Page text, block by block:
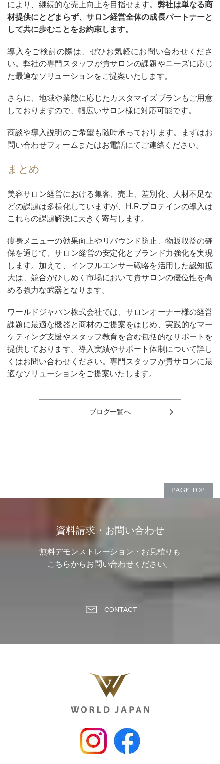
により、継続的な売上向上を目指せます。 弊社は単なる商
材提供にとどまらず、サロン経営全体の成長パートナーと
して共に歩むことをお約束します。
導入をご検討の際は、ぜひお気軽にお問い合わせくださ
い。弊社の専門スタッフが貴サロンの課題やニーズに応じ
た最適なソリューションをご提案いたします。
さらに、地域や業態に応じたカスタマイズプランもご用意
しておりますので、幅広いサロン様に対応可能です。
商談や導入説明のご希望も随時承っております。まずはお
問い合わせフォームまたはお電話にてご連絡ください。
まとめ
美容サロン経営における集客、売上、差別化、人材不足な
どの課題は多様化していますが、H.R.プロテインの導入は
これらの課題解決に大きく寄与します。
痩身メニューの効果向上やリバウンド防止、物販収益の確
保を通じて、サロン経営の安定化とブランド力強化を実現
します。加えて、インフルエンサー戦略を活用した認知拡
大は、競合がひしめく市場において貴サロンの優位性を高
める強力な武器となります。
ワールドジャパン株式会社では、サロンオーナー様の経営
課題に最適な機器と商材のご提案をはじめ、実践的なマー
ケティング支援やスタッフ教育を含む包括的なサポートを
提供しております。導入実績やサポート体制について詳し
くはお問い合わせください。専門スタッフが貴サロンに最
適なソリューションをご提案いたします。
ブログ一覧へ
PAGE TOP
資料請求・お問い合わせ
無料デモンストレーション・お見積りも
こちらからお問い合わせください。
CONTACT